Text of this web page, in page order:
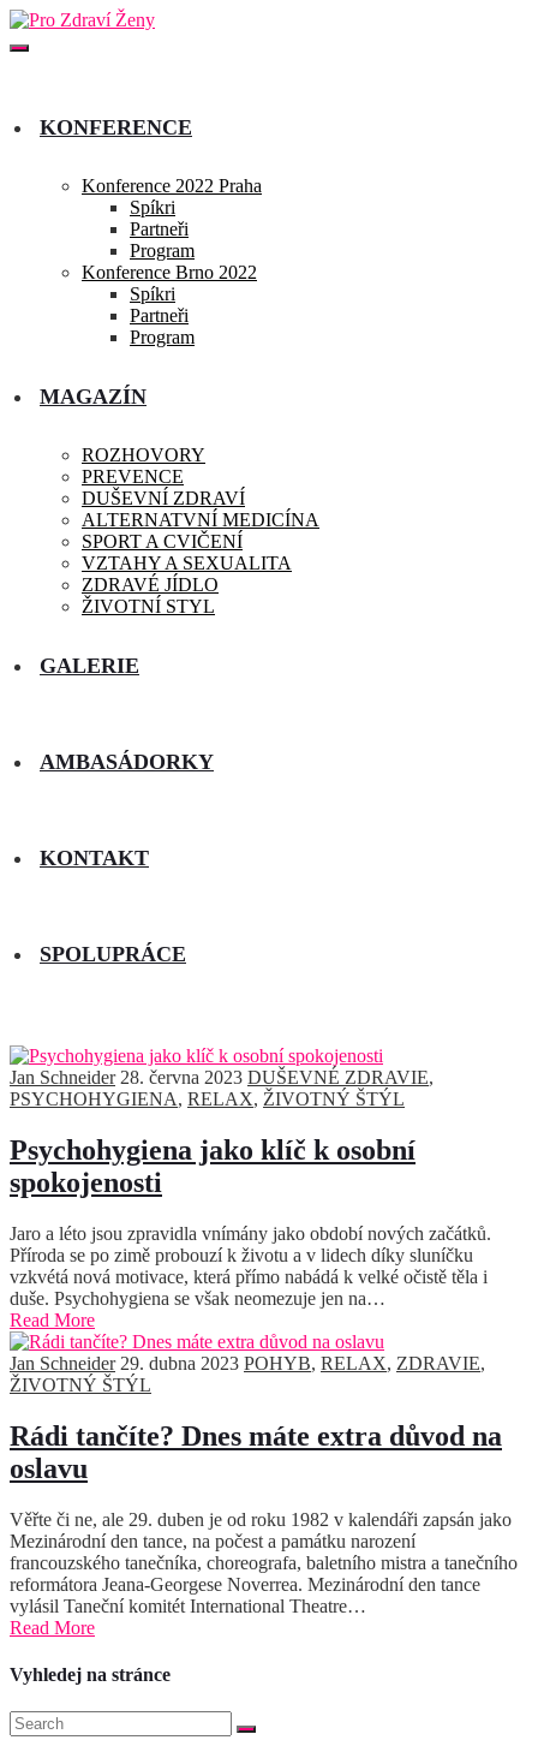
KONFERENCE
Konference 2022 Praha
Spíkri
Partneři
Program
Konference Brno 2022
Spíkri
Partneři
Program
MAGAZÍN
ROZHOVORY
PREVENCE
DUŠEVNÍ ZDRAVÍ
ALTERNATVNÍ MEDICÍNA
SPORT A CVIČENÍ
VZTAHY A SEXUALITA
ZDRAVÉ JÍDLO
ŽIVOTNÍ STYL
GALERIE
AMBASÁDORKY
KONTAKT
SPOLUPRÁCE
Jan Schneider 28. června 2023 DUŠEVNÉ ZDRAVIE,
PSYCHOHYGIENA, RELAX, ŽIVOTNÝ ŠTÝL
Psychohygiena jako klíč k osobní
spokojenosti
Jaro a léto jsou zpravidla vnímány jako období nových začátků.
Příroda se po zimě probouzí k životu a v lidech díky sluníčku
vzkvétá nová motivace, která přímo nabádá k velké očistě těla i
duše. Psychohygiena se však neomezuje jen na…
Read More
Jan Schneider 29. dubna 2023 POHYB, RELAX, ZDRAVIE,
ŽIVOTNÝ ŠTÝL
Rádi tančíte? Dnes máte extra důvod na
oslavu
Věřte či ne, ale 29. duben je od roku 1982 v kalendáři zapsán jako
Mezinárodní den tance, na počest a památku narození
francouzského tanečníka, choreografa, baletního mistra a tanečního
reformátora Jeana-Georgese Noverrea. Mezinárodní den tance
vylásil Taneční komitét International Theatre…
Read More
Vyhledej na stránce